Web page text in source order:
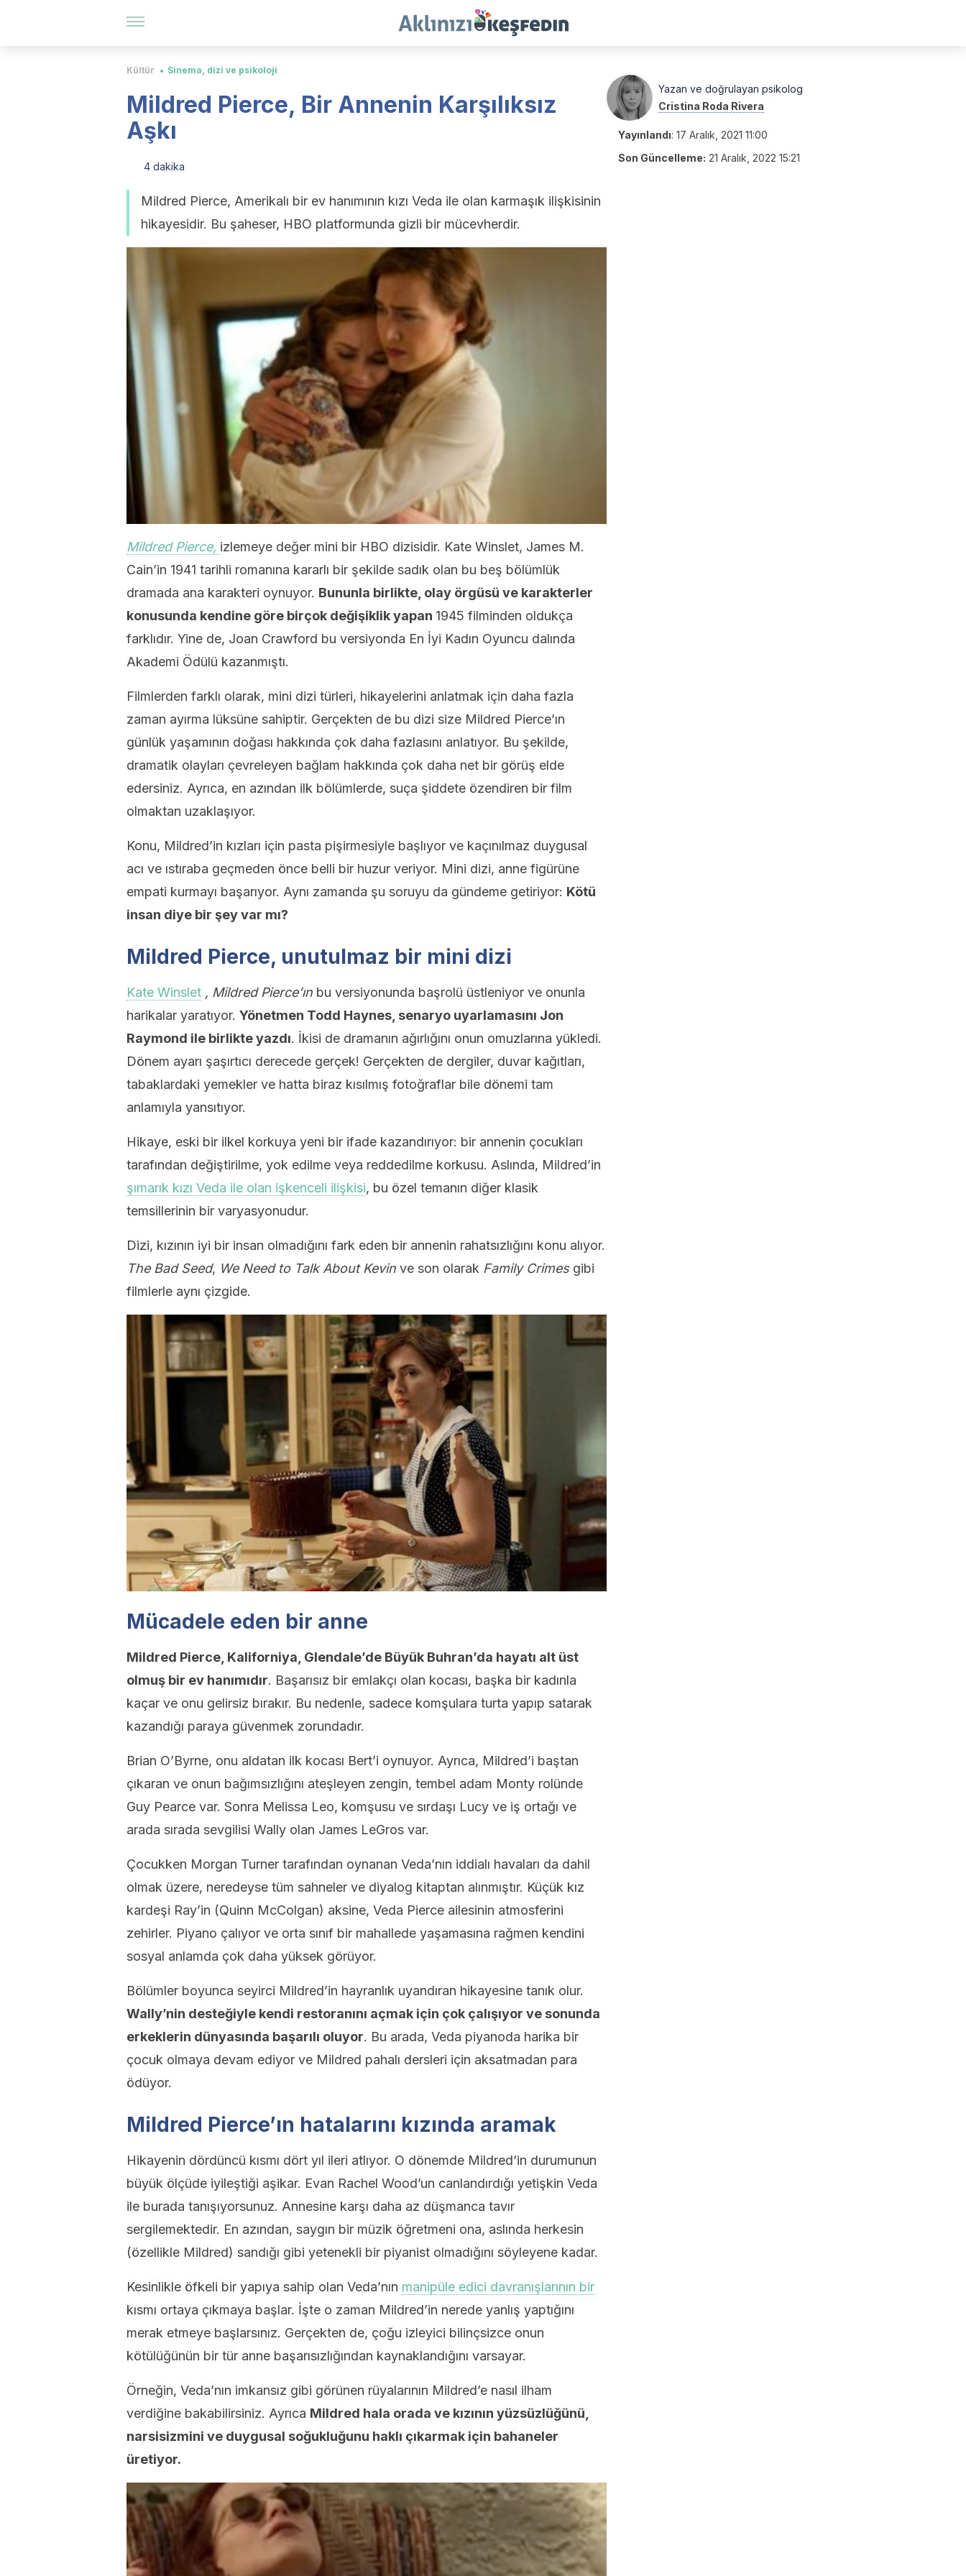
Kültür Sinema, dizi ve psikoloji
Mildred Pierce, Bir Annenin Karşılıksız
Aşkı
4 dakika
Mildred Pierce, Amerikalı bir ev hanımının kızı Veda ile olan karmaşık ilişkisinin
hikayesidir. Bu şaheser, HBO platformunda gizli bir mücevherdir.
Mildred Pierce, izlemeye değer mini bir HBO dizisidir. Kate Winslet, James M.
Cain’in 1941 tarihli romanına kararlı bir şekilde sadık olan bu beş bölümlük
dramada ana karakteri oynuyor. Bununla birlikte, olay örgüsü ve karakterler
konusunda kendine göre birçok değişiklik yapan 1945 filminden oldukça
farklıdır. Yine de, Joan Crawford bu versiyonda En İyi Kadın Oyuncu dalında
Akademi Ödülü kazanmıştı.
Filmlerden farklı olarak, mini dizi türleri, hikayelerini anlatmak için daha fazla
zaman ayırma lüksüne sahiptir. Gerçekten de bu dizi size Mildred Pierce’ın
günlük yaşamının doğası hakkında çok daha fazlasını anlatıyor. Bu şekilde,
dramatik olayları çevreleyen bağlam hakkında çok daha net bir görüş elde
edersiniz. Ayrıca, en azından ilk bölümlerde, suça şiddete özendiren bir film
olmaktan uzaklaşıyor.
Konu, Mildred’in kızları için pasta pişirmesiyle başlıyor ve kaçınılmaz duygusal
acı ve ıstıraba geçmeden önce belli bir huzur veriyor. Mini dizi, anne figürüne
empati kurmayı başarıyor. Aynı zamanda şu soruyu da gündeme getiriyor: Kötü
insan diye bir şey var mı?
Mildred Pierce, unutulmaz bir mini dizi
Kate Winslet , Mildred Pierce’ın bu versiyonunda başrolü üstleniyor ve onunla
harikalar yaratıyor. Yönetmen Todd Haynes, senaryo uyarlamasını Jon
Raymond ile birlikte yazdı. İkisi de dramanın ağırlığını onun omuzlarına yükledi.
Dönem ayarı şaşırtıcı derecede gerçek! Gerçekten de dergiler, duvar kağıtları,
tabaklardaki yemekler ve hatta biraz kısılmış fotoğraflar bile dönemi tam
anlamıyla yansıtıyor.
Hikaye, eski bir ilkel korkuya yeni bir ifade kazandırıyor: bir annenin çocukları
tarafından değiştirilme, yok edilme veya reddedilme korkusu. Aslında, Mildred’in
şımarık kızı Veda ile olan işkenceli ilişkisi, bu özel temanın diğer klasik
temsillerinin bir varyasyonudur.
Dizi, kızının iyi bir insan olmadığını fark eden bir annenin rahatsızlığını konu alıyor.
The Bad Seed, We Need to Talk About Kevin ve son olarak Family Crimesgibi
filmlerle aynı çizgide.
Mücadele eden bir anne
Mildred Pierce, Kaliforniya, Glendale’de Büyük Buhran’da hayatı alt üst
olmuş bir ev hanımıdır. Başarısız bir emlakçı olan kocası, başka bir kadınla
kaçar ve onu gelirsiz bırakır. Bu nedenle, sadece komşulara turta yapıp satarak
kazandığı paraya güvenmek zorundadır.
Brian O’Byrne, onu aldatan ilk kocası Bert’i oynuyor. Ayrıca, Mildred’i baştan
çıkaran ve onun bağımsızlığını ateşleyen zengin, tembel adam Monty rolünde
Guy Pearce var. Sonra Melissa Leo, komşusu ve sırdaşı Lucy ve iş ortağı ve
arada sırada sevgilisi Wally olan James LeGros var.
Çocukken Morgan Turner tarafından oynanan Veda’nın iddialı havaları da dahil
olmak üzere, neredeyse tüm sahneler ve diyalog kitaptan alınmıştır. Küçük kız
kardeşi Ray’in (Quinn McColgan) aksine, Veda Pierce ailesinin atmosferini
zehirler. Piyano çalıyor ve orta sınıf bir mahallede yaşamasına rağmen kendini
sosyal anlamda çok daha yüksek görüyor.
Bölümler boyunca seyirci Mildred’in hayranlık uyandıran hikayesine tanık olur.
Wally’nin desteğiyle kendi restoranını açmak için çok çalışıyor ve sonunda
erkeklerin dünyasında başarılı oluyor. Bu arada, Veda piyanoda harika bir
çocuk olmaya devam ediyor ve Mildred pahalı dersleri için aksatmadan para
ödüyor.
Mildred Pierce’ın hatalarını kızında aramak
Hikayenin dördüncü kısmı dört yıl ileri atlıyor. O dönemde Mildred’in durumunun
büyük ölçüde iyileştiği aşikar. Evan Rachel Wood’un canlandırdığı yetişkin Veda
ile burada tanışıyorsunuz. Annesine karşı daha az düşmanca tavır
sergilemektedir. En azından, saygın bir müzik öğretmeni ona, aslında herkesin
(özellikle Mildred) sandığı gibi yetenekli bir piyanist olmadığını söyleyene kadar.
Kesinlikle öfkeli bir yapıya sahip olan Veda’nın manipüle edici davranışlarının bir
kısmı ortaya çıkmaya başlar. İşte o zaman Mildred’in nerede yanlış yaptığını
merak etmeye başlarsınız. Gerçekten de, çoğu izleyici bilinçsizce onun
kötülüğünün bir tür anne başarısızlığından kaynaklandığını varsayar.
Örneğin, Veda’nın imkansız gibi görünen rüyalarının Mildred’e nasıl ilham
verdiğine bakabilirsiniz. Ayrıca Mildred hala orada ve kızının yüzsüzlüğünü,
narsisizmini ve duygusal soğukluğunu haklı çıkarmak için bahaneler
üretiyor.
Yazan ve doğrulayan psikolog
Cristina Roda Rivera
Yayınlandı: 17 Aralık, 2021 11:00
Son Güncelleme: 21 Aralık, 2022 15:21